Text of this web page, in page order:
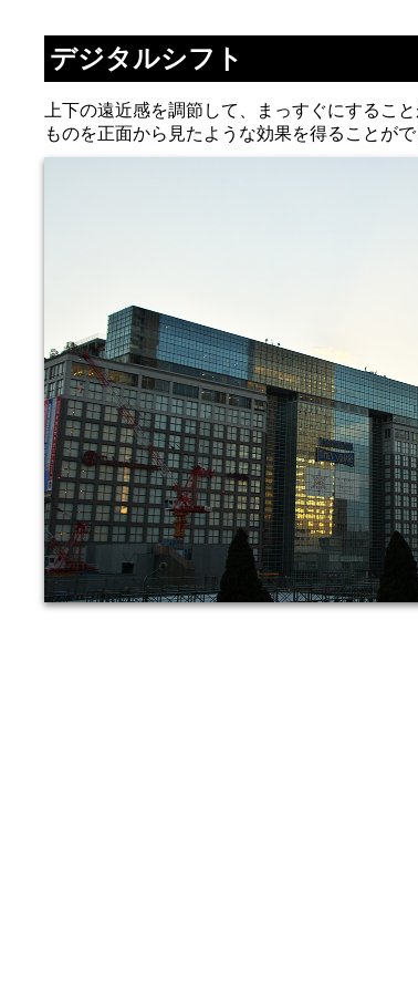
デジタルシフト
上下の遠近感を調節して、まっすぐにするこ
ものを正面から見たような効果を得ることがで